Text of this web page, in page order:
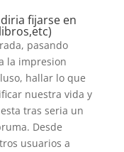
fijarse en
pasando
la impresion
hallar lo que
nuestra vida y
tras seri­a un
Desde
usuarios a